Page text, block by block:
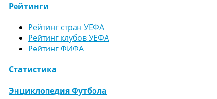
Рейтинги
Рейтинг стран УЕФА
Рейтинг клубов УЕФА
Рейтинг ФИФА
Статистика
Энциклопедия Футбола